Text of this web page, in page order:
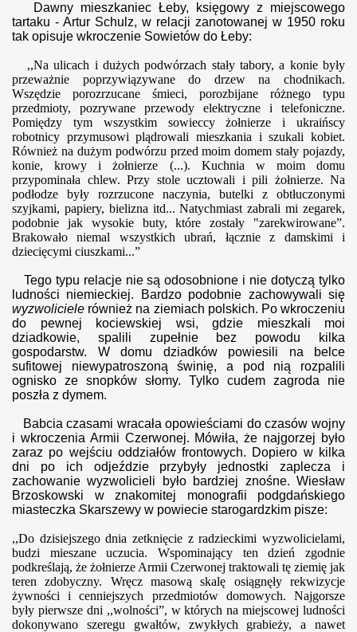
Dawny mieszkaniec Łeby, księgowy z miejscowego
tartaku - Artur Schulz, w relacji zanotowanej w 1950 roku
tak opisuje wkroczenie Sowietów do Łeby:
,,Na ulicach i dużych podwórzach stały tabory, a konie były
przeważnie poprzywiązywane do drzew na chodnikach.
Wszędzie porozrzucane śmieci, porozbijane różnego typu
przedmioty, pozrywane przewody elektryczne i telefoniczne.
Pomiędzy tym wszystkim sowieccy żołnierze i ukraińscy
robotnicy przymusowi plądrowali mieszkania i szukali kobiet.
Również na dużym podwórzu przed moim domem stały pojazdy,
konie, krowy i żołnierze (...). Kuchnia w moim domu
przypominała chlew. Przy stole ucztowali i pili żołnierze. Na
podłodze były rozrzucone naczynia, butelki z obtłuczonymi
szyjkami, papiery, bielizna itd... Natychmiast zabrali mi zegarek,
podobnie jak wysokie buty, które zostały "zarekwirowane”.
Brakowało niemal wszystkich ubrań, łącznie z damskimi i
dziecięcymi ciuszkami...”
Tego typu relacje nie są odosobnione i nie dotyczą tylko
ludności niemieckiej. Bardzo podobnie zachowywali się
wyzwoliciele również na ziemiach polskich. Po wkroczeniu
do pewnej kociewskiej wsi, gdzie mieszkali moi
dziadkowie, spalili zupełnie bez powodu kilka
gospodarstw. W domu dziadków powiesili na belce
sufitowej niewypatroszoną świnię, a pod nią rozpalili
ognisko ze snopków słomy. Tylko cudem zagroda nie
poszła z dymem.
Babcia czasami wracała opowieściami do czasów wojny
i wkroczenia Armii Czerwonej. Mówiła, że najgorzej było
zaraz po wejściu oddziałów frontowych. Dopiero w kilka
dni po ich odjeździe przybyły jednostki zaplecza i
zachowanie wyzwolicieli było bardziej znośne. Wiesław
Brzoskowski w znakomitej monografii podgdańskiego
miasteczka Skarszewy w powiecie starogardzkim pisze:
,,Do dzisiejszego dnia zetknięcie z radzieckimi wyzwolicielami,
budzi mieszane uczucia. Wspominający ten dzień zgodnie
podkreślają, że żołnierze Armii Czerwonej traktowali tę ziemię jak
teren zdobyczny. Wręcz masową skalę osiągnęły rekwizycje
żywności i cenniejszych przedmiotów domowych. Najgorsze
były pierwsze dni ,,wolności”, w których na miejscowej ludności
dokonywano szeregu gwałtów, zwykłych grabieży, a nawet